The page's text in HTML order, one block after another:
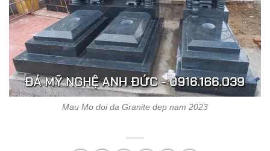
Mau Mo doi da Granite dep nam 2023